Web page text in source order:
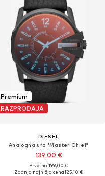
Premium
RAZPRODAJA
DIESEL
Analogna ura 'Master Chief'
139,00 €
Prvotno: 199,00 €
Zadnja najnižja cena125,10 €